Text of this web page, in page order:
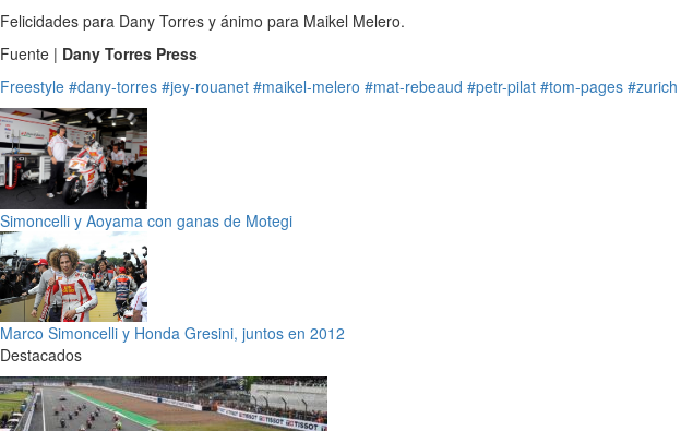
Felicidades para Dany Torres y ánimo para Maikel Melero.
Fuente | Dany Torres Press
Freestyle #dany-torres #jey-rouanet #maikel-melero #mat-rebeaud #petr-pilat #tom-pages #zurich
Simoncelli y Aoyama con ganas de Motegi
Marco Simoncelli y Honda Gresini, juntos en 2012
Destacados